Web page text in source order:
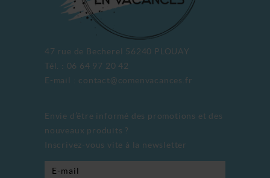
47 rue de Becherel 56240 PLOUAY
Tél. : 06 64 97 20 42
E-mail : contact@comenvacances.fr
Envie d’être informé des promotions et des
nouveaux produits ?
Inscrivez-vous vite à la newsletter